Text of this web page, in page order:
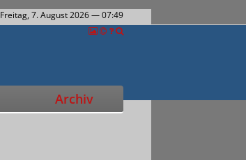
Freitag, 7. August 2026— 07:49
Archiv